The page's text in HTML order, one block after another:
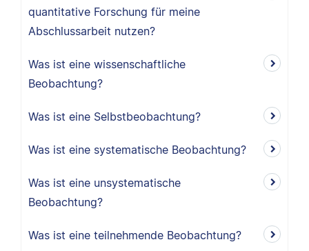
quantitative Forschung für meine
Abschlussarbeit nutzen?
Was ist eine wissenschaftliche
Beobachtung?
Was ist eine Selbstbeobachtung?
Was ist eine systematische Beobachtung?
Was ist eine unsystematische
Beobachtung?
Was ist eine teilnehmende Beobachtung?